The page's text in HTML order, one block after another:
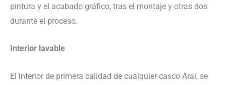
pintura y el acabado gráfico, tras el montaje y otras dos
durante el proceso.
Interior lavable
El interior de primera calidad de cualquier casco Arai, se